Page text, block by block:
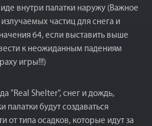
внутри палатки наружу (Важное
частиц для снега и
64, если выставить выше
к неожиданным падениям
игры!!!)
"Real Shelter", снег и дождь,
будут создаваться
от типа осадков, которые идут за